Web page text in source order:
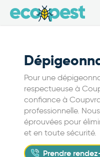
Pour une
respectueuse à
confiance à
professionnelle.
éprouvées pour
et en toute sécurité.
Prendre